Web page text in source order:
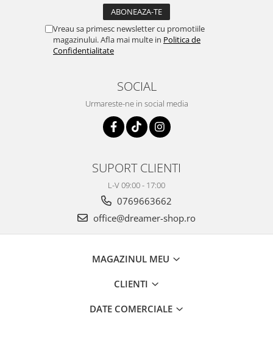
Vreau sa primesc newsletter cu promotiile
magazinului. Afla mai multe in Politica de
Confidentialitate
SOCIAL
Urmareste-ne in social media
SUPORT CLIENTI
L-V 09:00 - 17:00
0769663662
office@dreamer-shop.ro
MAGAZINUL MEU
CLIENTI
DATE COMERCIALE